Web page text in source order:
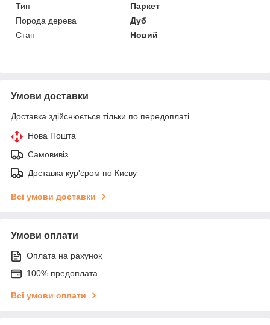
Тип
Паркет
Порода дерева
Дуб
Стан
Новий
Умови доставки
Доставка здійснюється тільки по передоплаті.
Нова Пошта
Самовивіз
Доставка кур'єром по Києву
Всі умови доставки
Умови оплати
Оплата на рахунок
100% предоплата
Всі умови оплати